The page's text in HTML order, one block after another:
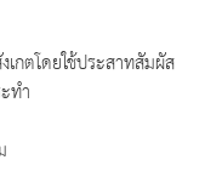
กตโดยใช้ประสาทสัมผัส
ทำ